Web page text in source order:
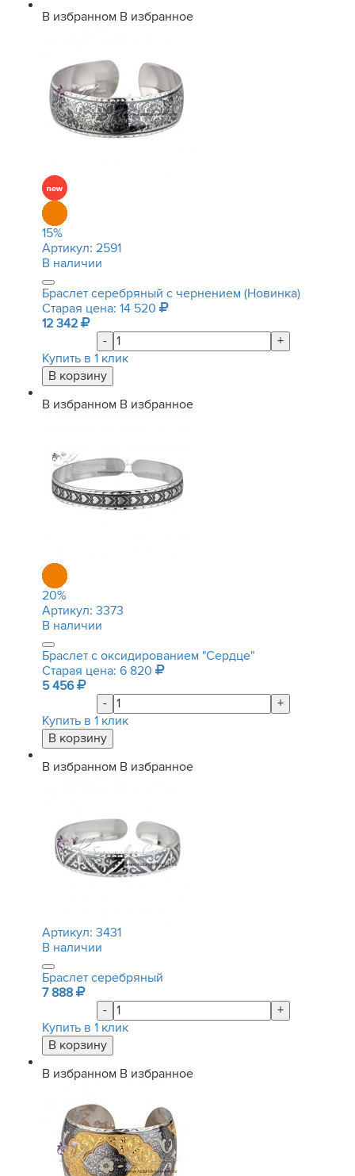
В избранном В избранное
15%
Артикул: 2591
В наличии
Браслет серебряный с чернением (Новинка)
Старая цена: 14 520
12 342
-
+
Купить в 1 клик
В избранном В избранное
20%
Артикул: 3373
В наличии
Браслет с оксидированием "Сердце"
Старая цена: 6 820
5 456
-
+
Купить в 1 клик
В избранном В избранное
Артикул: 3431
В наличии
Браслет серебряный
7 888
-
+
Купить в 1 клик
В избранном В избранное